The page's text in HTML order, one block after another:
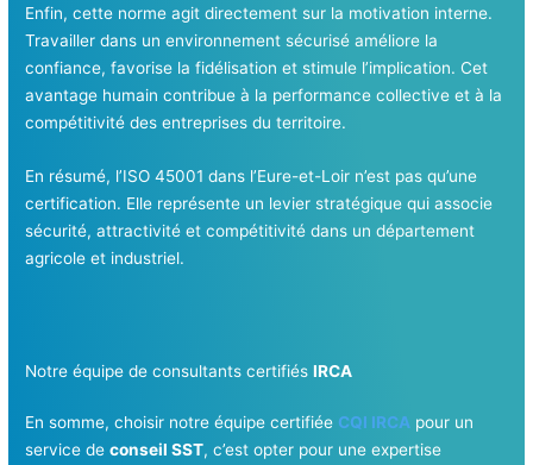
Enfin, cette norme agit directement sur la motivation interne.
Travailler dans un environnement sécurisé améliore la
confiance, favorise la fidélisation et stimule l’implication. Cet
avantage humain contribue à la performance collective et à la
compétitivité des entreprises du territoire.
En résumé, l’ISO 45001 dans l’Eure-et-Loir n’est pas qu’une
certification. Elle représente un levier stratégique qui associe
sécurité, attractivité et compétitivité dans un département
agricole et industriel.
Notre équipe de consultants certifiésIRCA
En somme, choisir notre équipe certifiée CQI IRCA pour un
service deconseil SST, c’est opter pour une expertise